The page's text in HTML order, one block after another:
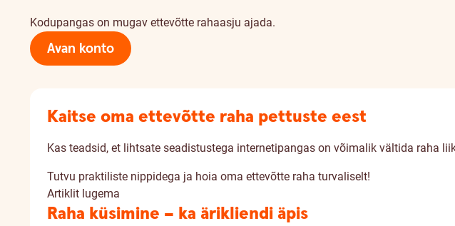
Kodupangas on mugav ettevõtte rahaasju ajada.
Avan konto
Kaitse oma ettevõtte raha pettuste eest
Kas teadsid, et lihtsate seadistustega internetipangas on võimalik vältida raha
Tutvu praktiliste nippidega ja hoia oma ettevõtte raha turvaliselt!
Artiklit lugema
Raha küsimine – ka ärikliendi äpis